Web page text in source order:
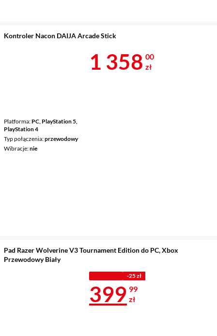
Kontroler Nacon DAIJA Arcade Stick
Platforma PC, PlayStation 5,
PlayStation 4
Typ połączenia przewodowy
Wibracje nie
Cena 1 358 zł
1 358 00
zł
Pad Razer Wolverine V3 Tournament Edition do PC, Xbox
Przewodowy Biały
-25 zł
Cena 399,99
399 99
zł